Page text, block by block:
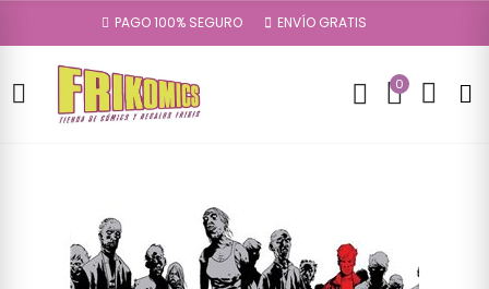
PAGO 100% SEGURO ENVÍO GRATIS
0